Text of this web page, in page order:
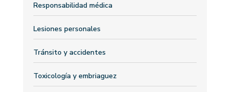
Responsabilidad médica
Lesiones personales
Tránsito y accidentes
Toxicología y embriaguez